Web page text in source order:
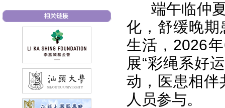
端午临仲
化，舒缓晚
生活，2026
展“彩绳系好
动，医患相伴
人员参与。